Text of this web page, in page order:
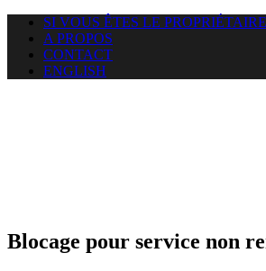
SI VOUS ÊTES LE
A PROPOS
CONTACT
ENGLISH
Blocage pour service non